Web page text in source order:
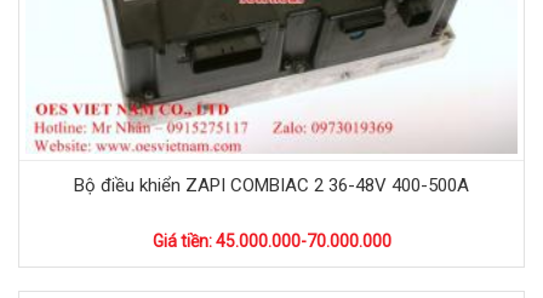
Bộ điều khiển ZAPI COMBIAC 2 36-48V 400-500A
Giá tiền: 45.000.000-70.000.000